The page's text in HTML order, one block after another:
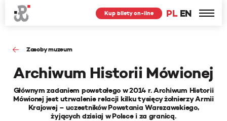
PL EN
Kup bilety on-line
Zasoby muzeum
Archiwum Historii Mówionej
Głównym zadaniem powstałego w 2014 r. Archiwum Historii
Mówionej jest utrwalenie relacji kilku tysięcy żołnierzy Armii
Krajowej – uczestników Powstania Warszawskiego,
żyjących dzisiaj w Polsce i za granicą.